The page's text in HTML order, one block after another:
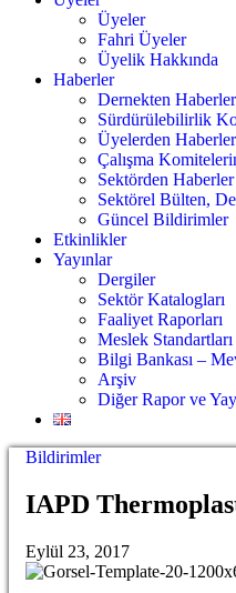
Üyeler
Fahri Üyeler
Üyelik Hakkında
Haberler
Dernekten Haberler
Sürdürülebilirlik
Üyelerden Haberler
Çalışma
Sektörden Haberler
Sektörel Bülten,
Güncel Bildirimler
Etkinlikler
Yayınlar
Dergiler
Sektör Katalogları
Faaliyet Raporları
Meslek Standartları
Bilgi Bankası –
Arşiv
Diğer Rapor ve
Bildirimler
IAPD
Eylül 23, 2017